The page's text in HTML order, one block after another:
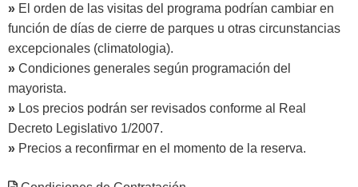
» El orden de las visitas del programa podrían cambiar en
función de días de cierre de parques u otras circunstancias
excepcionales (climatologia).
» Condiciones generales según programación del
mayorista.
» Los precios podrán ser revisados conforme al Real
Decreto Legislativo 1/2007.
» Precios a reconfirmar en el momento de la reserva.